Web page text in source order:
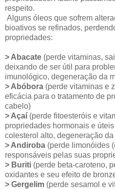
respeito.
Alguns óleos que sofrem
bioativos se refinados,
propriedades:
> Abacate (perde vitaminas,
deixando de ser útil para
imunológico, degeneração da
> Abóbora (perde vitaminas e
eficácia para o tratamento de
cabelo)
> Açaí (perde fitoesteróis e
propriedades hormonais e
colesterol alto, degeneração
> Andiroba (perde limonóides
responsáveis pelas suas
> Buriti (perde beta-caroteno,
oxidantes e seu efeito de
> Gergelim (perde sesamol e